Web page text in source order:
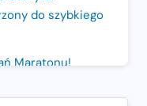
do szybkiego
Maratonu!